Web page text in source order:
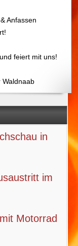
in
im
Motorrad
Anfassen
feiert mit uns!
Waldnaab